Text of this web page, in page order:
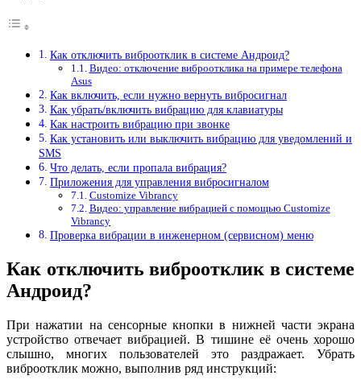
Как отключить виброотклик в системе Андроид?
Видео: отключение виброотклика на примере телефона
Asus
Как включить, если нужно вернуть вибросигнал
Как убрать/включить вибрацию для клавиатуры
Как настроить вибрацию при звонке
Как установить или выключить вибрацию для уведомлений и
SMS
Что делать, если пропала вибрация?
Приложения для управления вибросигналом
Customize Vibrancy
Видео: управление вибрацией с помощью Customize
Vibrancy
Проверка вибрации в инженерном (сервисном) меню
Как отключить виброотклик в системе
Андроид?
При нажатии на сенсорные кнопки в нижней части экрана
устройство отвечает вибрацией. В тишине её очень хорошо
слышно, многих пользователей это раздражает. Убрать
виброотклик можно, выполнив ряд инструкций: